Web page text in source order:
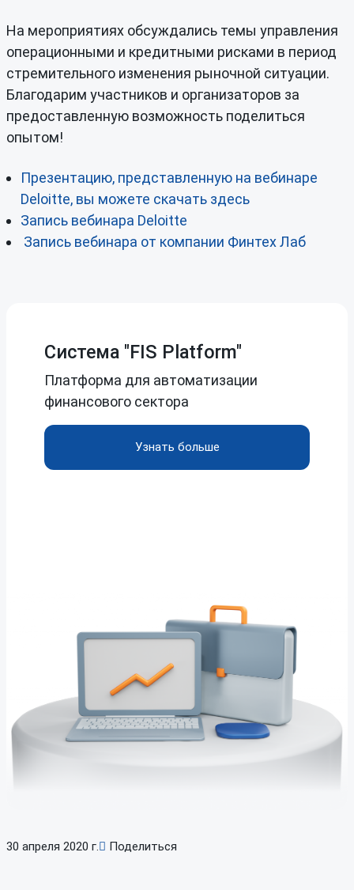
На мероприятиях обсуждались темы управления
операционными и кредитными рисками в период
стремительного изменения рыночной ситуации.
Благодарим участников и организаторов за
предоставленную возможность поделиться
опытом!
Презентацию, представленную на вебинаре
Deloitte, вы можете скачать здесь
Запись вебинара Deloitte
Запись вебинара от компании Финтех Лаб
Система "FIS Platform"
Платформа для автоматизации
финансового сектора
Узнать больше
30 апреля 2020 г. Поделиться